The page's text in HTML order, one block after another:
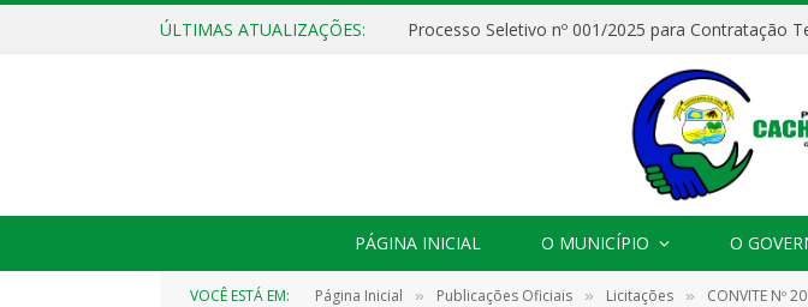
ÚLTIMAS ATUALIZAÇÕES:
PÁGINA INICIAL O MUNICÍPIO O
VOCÊ ESTÁ EM: Página Inicial » Publicações Oficiais » Licitações » CONVITE Nº